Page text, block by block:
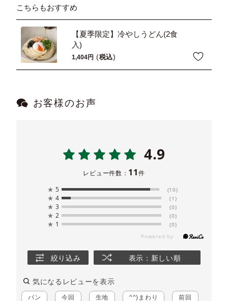
こちらもおすすめ
【夏季限定】冷やしうどん(2食
入)
1,404 税込
お客様のお声
4.9
レビュー件数： 11件
★ 5 (10)
★ 4 (1)
★ 3 (0)
★ 2 (0)
★ 1 (0)
絞り込み 表示：新しい順
気になるレビューを表示
パン 今回 生地 ^^)まわり 前回